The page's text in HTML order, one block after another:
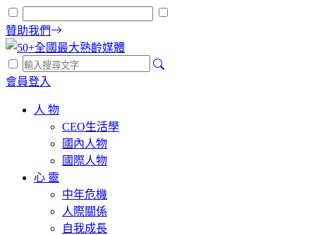
贊助我們
會員登入
人 物
CEO生活學
國內人物
國際人物
心 靈
中年危機
人際關係
自我成長